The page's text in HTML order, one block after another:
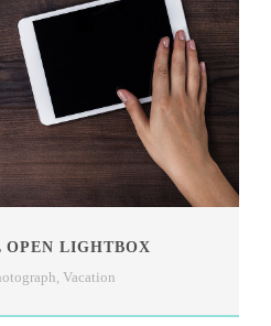
OPEN LIGHTBOX
Vacation